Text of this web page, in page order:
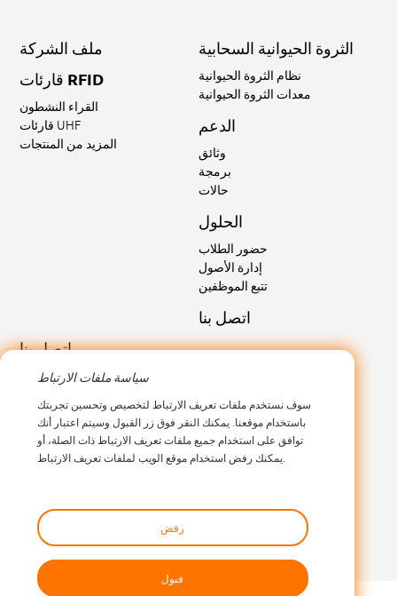
ملف الشركة
قارئات RFID
القراء النشطون
قارئات UHF
المزيد من المنتجات
الثروة الحيوانية السحابية
نظام الثروة الحيوانية
معدات الثروة الحيوانية
الدعم
وثائق
برمجة
حالات
الحلول
حضور الطلاب
إدارة الأصول
تتبع الموظفين
اتصل بنا
اتصل بنا
البريد الإلكتروني:sales@marktrace.comسياسة ملفات الارتباط
سوف نستخدم ملفات تعريف الارتباط لتخصيص وتحسين تجربتك
باستخدام موقعنا. يمكنك النقر فوق زر القبول وسيتم اعتبار أنك
توافق على استخدام جميع ملفات تعريف الارتباط ذات الصلة، أو
رفض
قبول